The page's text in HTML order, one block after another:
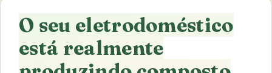
O seu eletrodoméstico
está realmente